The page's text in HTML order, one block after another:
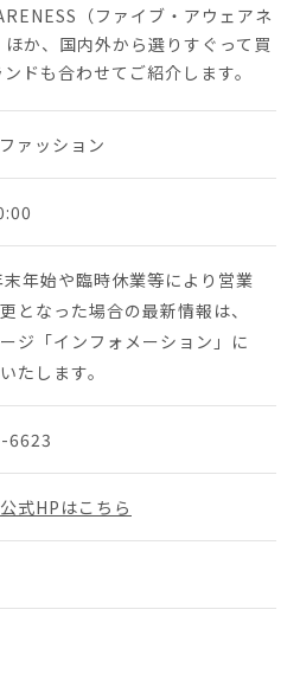
（ファイブ・アウェアネ
か、国内外から選りすぐって買
ドも合わせてご紹介します。
ァッション
年始や臨時休業等により営業
となった場合の最新情報は、
ジ「インフォメーション」に
たします。
6623
式HPはこちら